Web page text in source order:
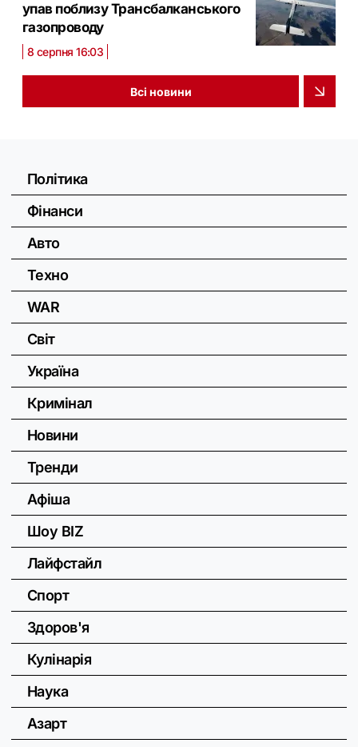
упав поблизу Трансбалканського
газопроводу
8 серпня 16:03
Всі новини
Політика
Фінанси
Авто
Техно
WAR
Світ
Україна
Кримінал
Новини
Тренди
Афіша
Шоу BIZ
Лайфстайл
Спорт
Здоров'я
Кулінарія
Наука
Азарт